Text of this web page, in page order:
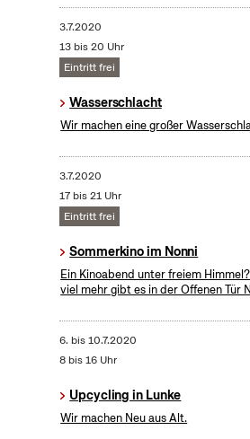
3.7.2020
13 bis 20 Uhr
Eintritt frei
Wasserschlacht
Wir machen eine großer
3.7.2020
17 bis 21 Uhr
Eintritt frei
Sommerkino im Nonni
Ein Kinoabend unter freiem
viel mehr gibt es in der Offenen Tür
6. bis10.7.2020
8 bis 16 Uhr
Upcycling in Lunke
Wir machen Neu aus Alt.